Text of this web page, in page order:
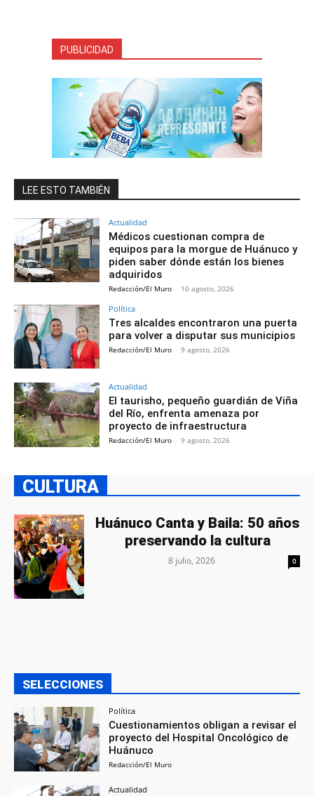
PUBLICIDAD
LEE ESTO TAMBIÉN
Actualidad
Médicos cuestionan compra de
equipos para la morgue de Huánuco y
piden saber dónde están los bienes
adquiridos
Redacción/El Muro - 10 agosto, 2026
Política
Tres alcaldes encontraron una puerta
para volver a disputar sus municipios
Redacción/El Muro - 9 agosto, 2026
Actualidad
El taurisho, pequeño guardián de Viña
del Río, enfrenta amenaza por
proyecto de infraestructura
Redacción/El Muro - 9 agosto, 2026
CULTURA
Huánuco Canta y Baila: 50 años
preservando la cultura
8 julio, 2026 0
SELECCIONES
Política
Cuestionamientos obligan a revisar el
proyecto del Hospital Oncológico de
Huánuco
Redacción/El Muro
Actualidad